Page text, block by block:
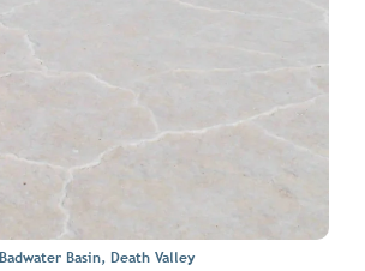
Badwater Basin, Death Valley